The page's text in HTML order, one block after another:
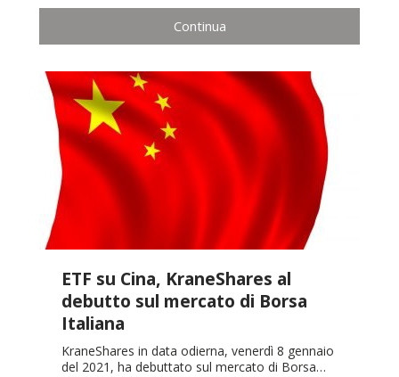
Continua
ETF su Cina, KraneShares al
debutto sul mercato di Borsa
Italiana
KraneShares in data odierna, venerdì 8 gennaio
del 2021, ha debuttato sul mercato di Borsa…